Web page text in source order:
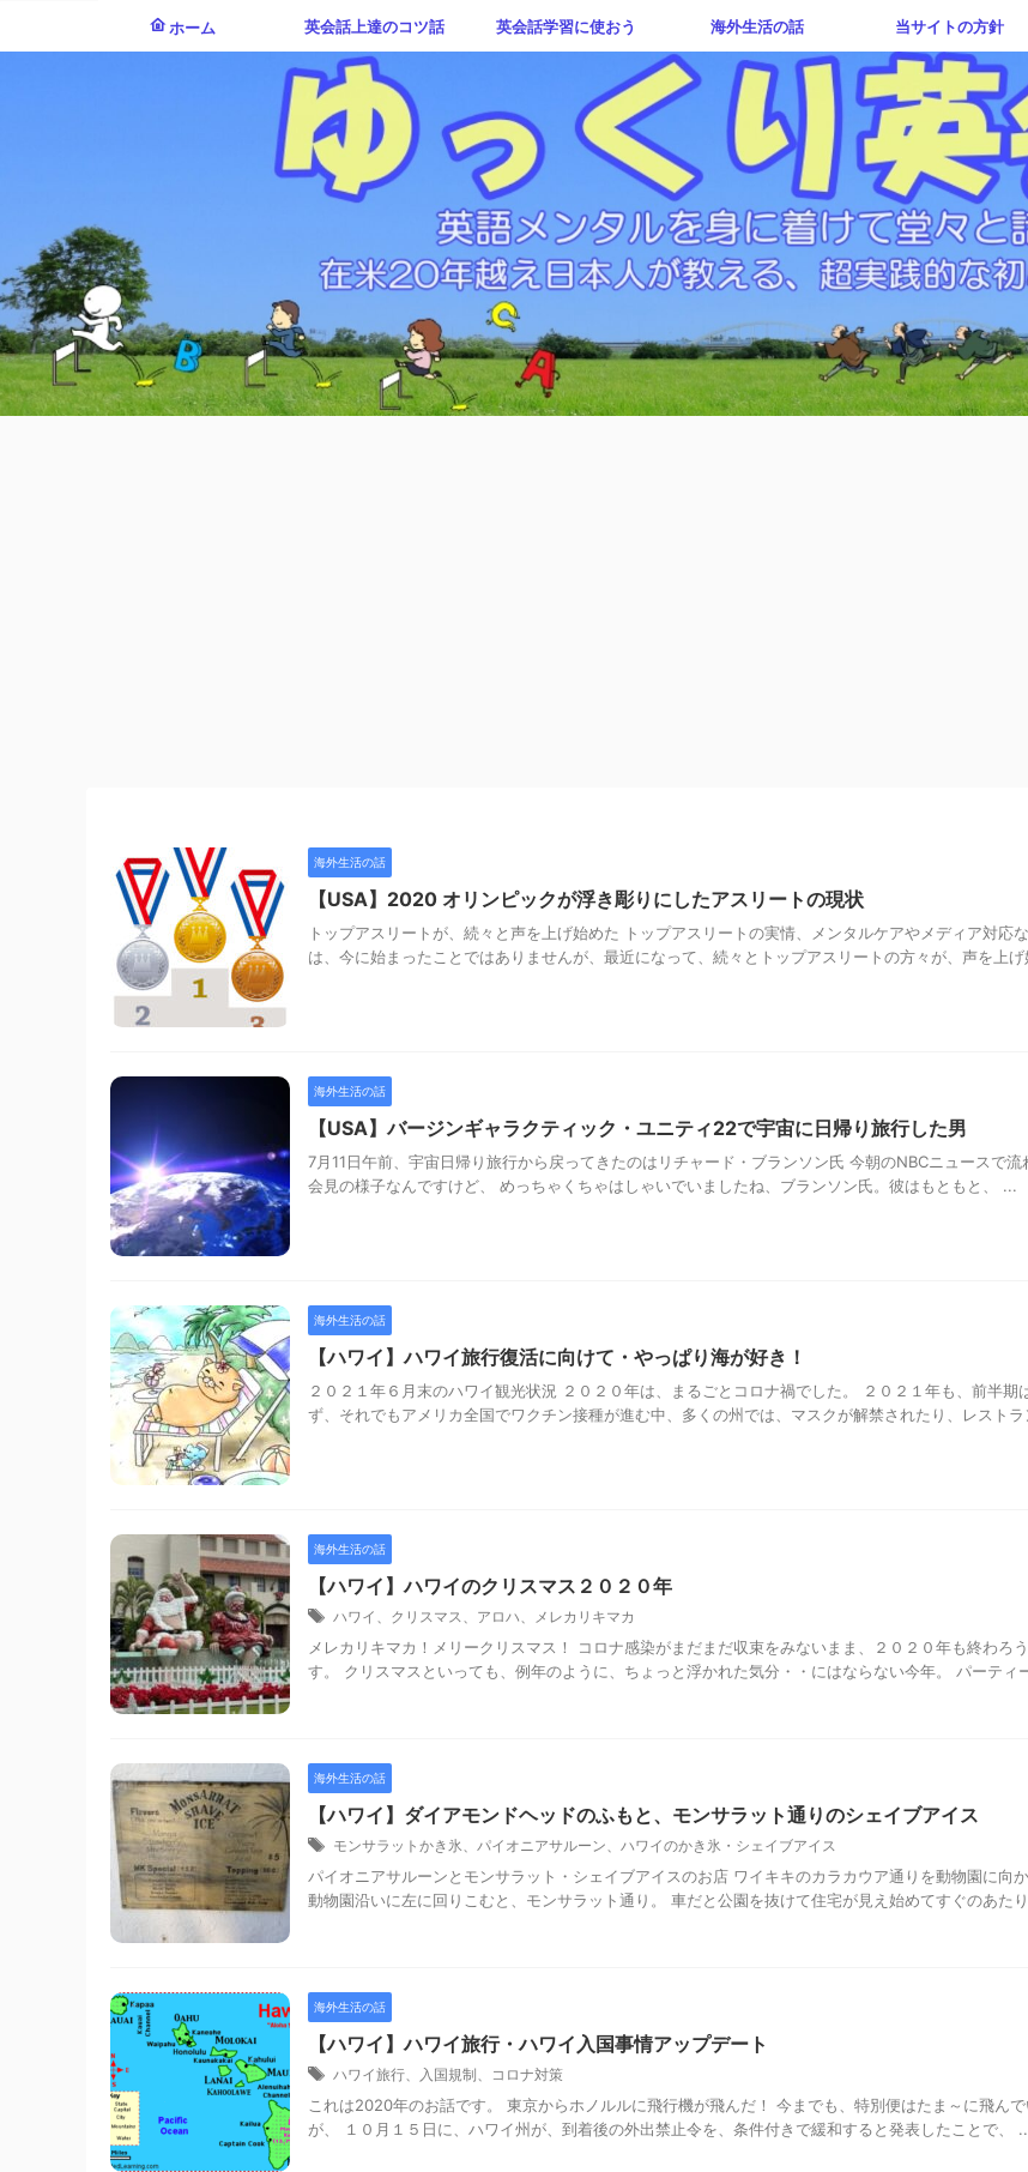
ホーム 英会話上達のコツ話 英会話学習に使おう 海外生活の話 当サイトの方針
海外生活の話
【USA】2020 オリンピックが浮き彫りにしたアスリートの現状
トップアスリートが、続々と声を上げ始めた トップアスリートの実情、メンタルケアやメディア対応
は、今に始まったことではありませんが、最近になって、続々とトップアスリートの方々が、声を上
海外生活の話
【USA】バージンギャラクティック・ユニティ22で宇宙に日帰り旅行した男
7月11日午前、宇宙日帰り旅行から戻ってきたのはリチャード・ブランソン氏 今朝のNBCニュースで流
会見の様子なんですけど、 めっちゃくちゃはしゃいでいましたね、ブランソン氏。彼はもともと、 ...
海外生活の話
【ハワイ】ハワイ旅行復活に向けて・やっぱり海が好き！
２０２１年６月末のハワイ観光状況 ２０２０年は、まるごとコロナ禍でした。 ２０２１年も、前半期
ず、それでもアメリカ全国でワクチン接種が進む中、多くの州では、マスクが解禁されたり、レスト
海外生活の話
【ハワイ】ハワイのクリスマス２０２０年
ハワイ、クリスマス、アロハ、メレカリキマカ
メレカリキマカ！メリークリスマス！ コロナ感染がまだまだ収束をみないまま、２０２０年も終わろ
す。 クリスマスといっても、例年のように、ちょっと浮かれた気分・・にはならない今年。 パーティ
海外生活の話
【ハワイ】ダイアモンドヘッドのふもと、モンサラット通りのシェイブアイス
モンサラットかき氷、パイオニアサルーン、ハワイのかき氷・シェイブアイス
パイオニアサルーンとモンサラット・シェイブアイスのお店 ワイキキのカラカウア通りを動物園に向か
動物園沿いに左に回りこむと、モンサラット通り。 車だと公園を抜けて住宅が見え始めてすぐのあた
海外生活の話
【ハワイ】ハワイ旅行・ハワイ入国事情アップデート
ハワイ旅行、入国規制、コロナ対策
これは2020年のお話です。 東京からホノルルに飛行機が飛んだ！ 今までも、特別便はたま～に飛ん
が、 １０月１５日に、ハワイ州が、到着後の外出禁止令を、条件付きで緩和すると発表したことで、